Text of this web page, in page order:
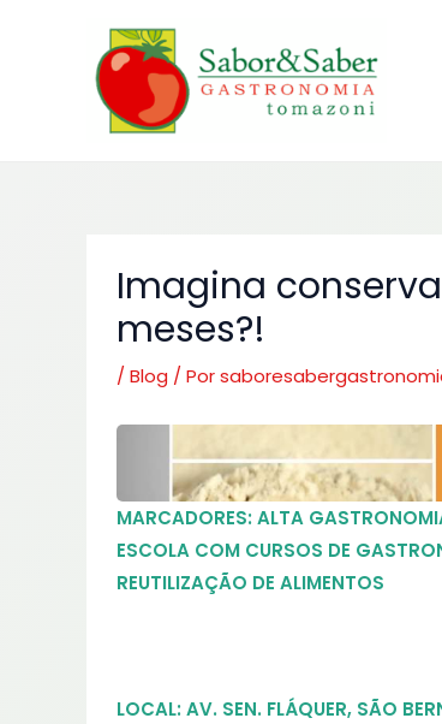
Imagina
meses?!
/ Blog / Por
MARCADORES: ALTA
ESCOLA COM CURSOS DE
REUTILIZAÇÃO DE ALIMENTOS
LOCAL: AV. SEN. FLÁQUER, SÃO